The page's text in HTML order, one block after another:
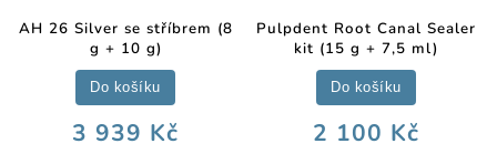
AH 26 Silver se stříbrem (8
g + 10 g)
3 939 Kč
Do košíku
Pulpdent Root Canal Sealer
kit (15 g + 7,5 ml)
2 100 Kč
Do košíku